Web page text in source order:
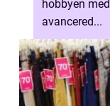
hobbyen
avancered...